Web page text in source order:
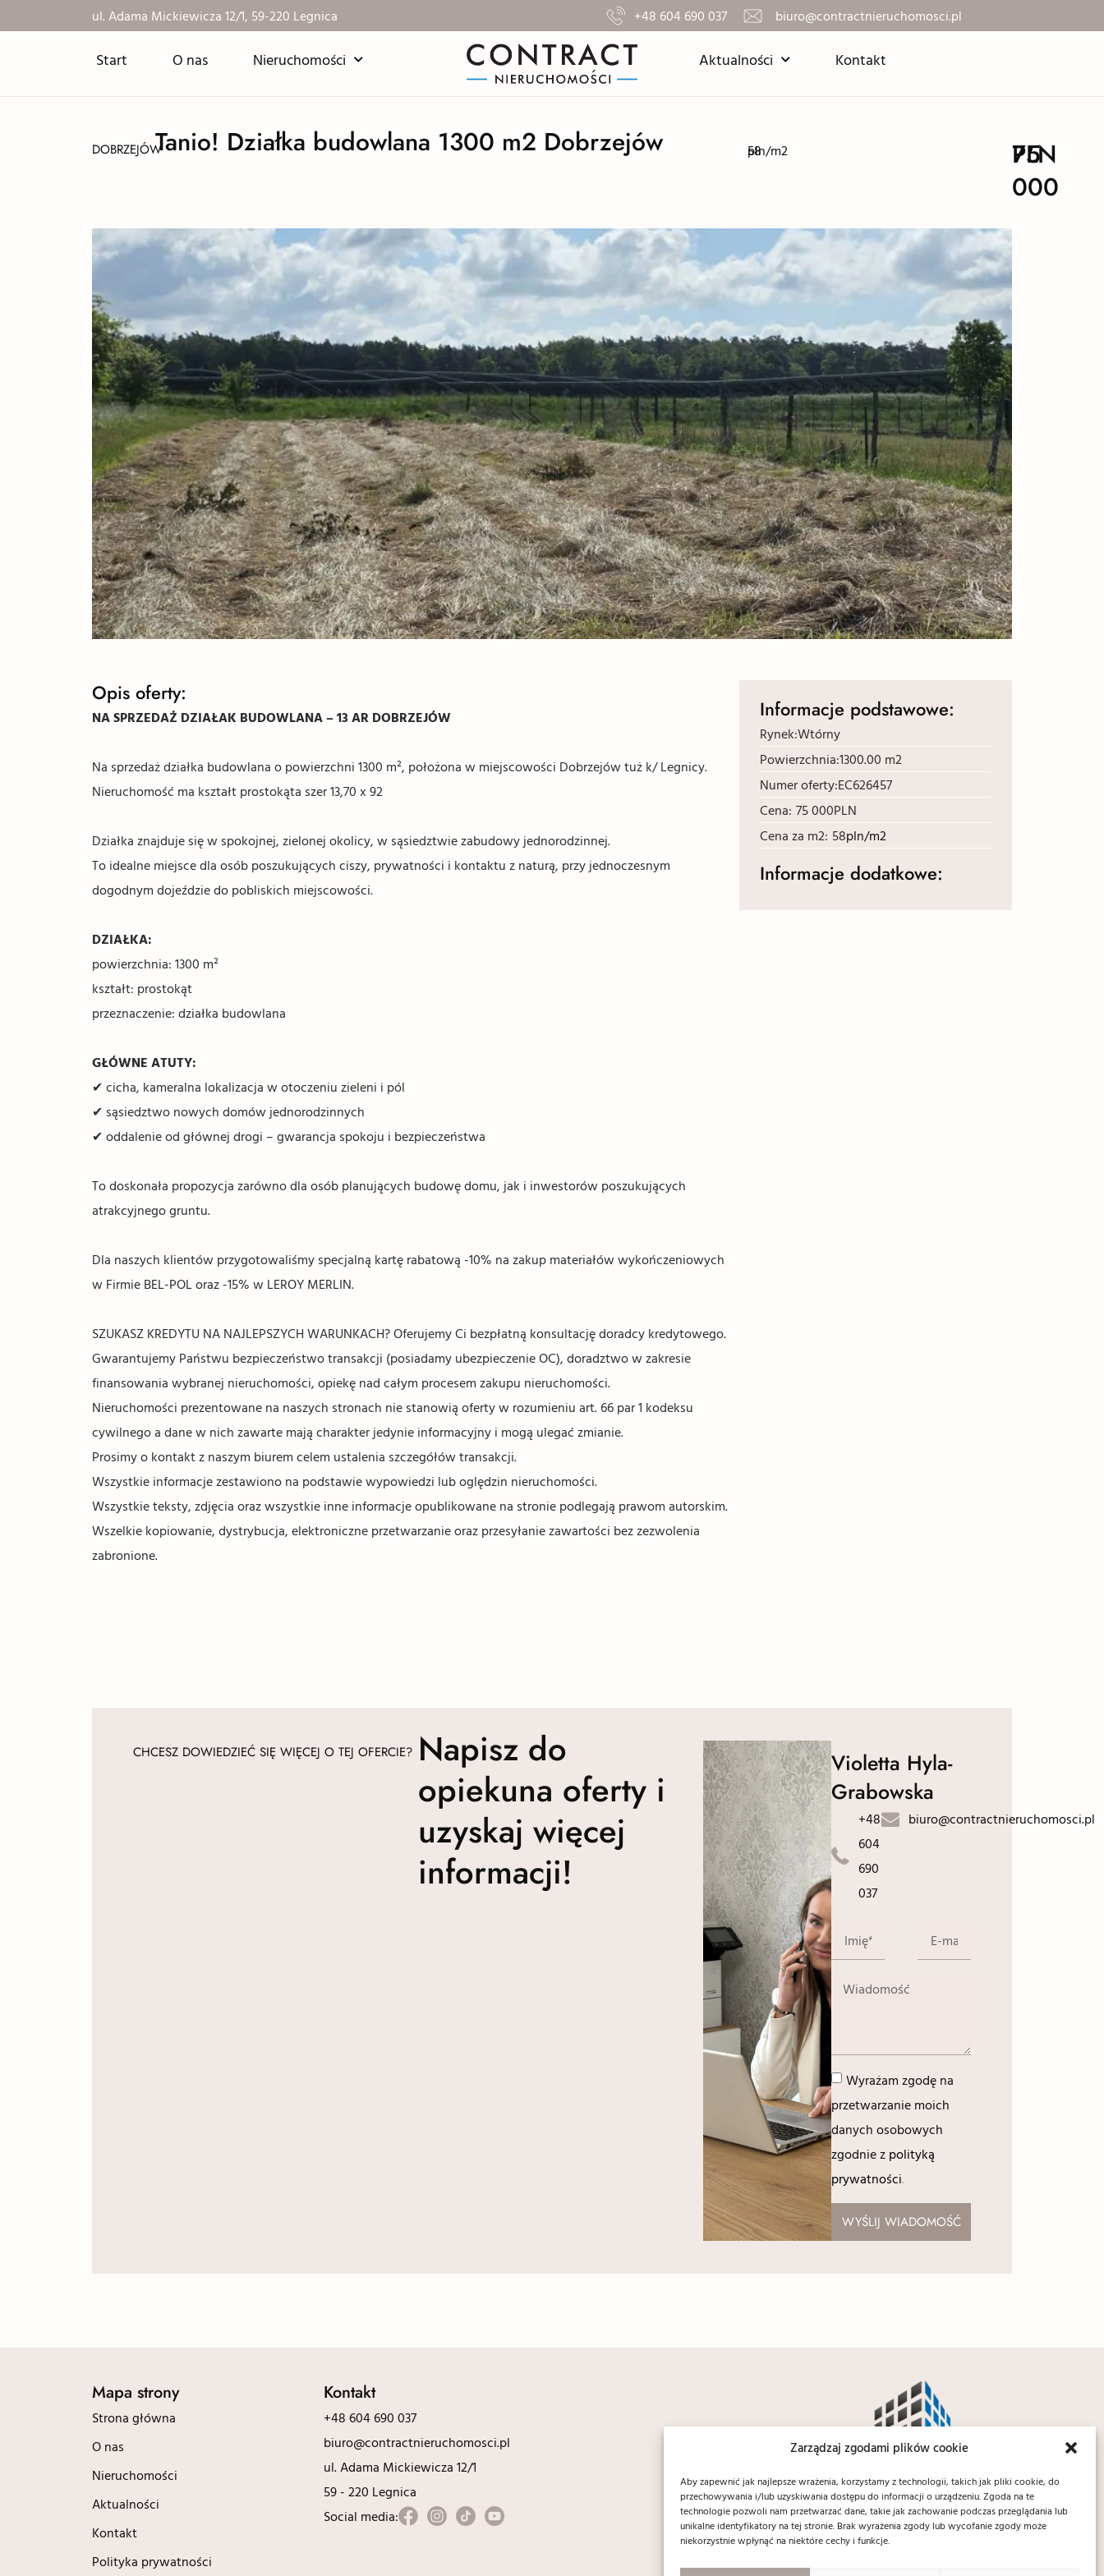
Zarządzaj zgodami plików cookie
Aby zapewnić jak najlepsze wrażenia, korzystamy z technologii, takich jak pliki cookie, do
przechowywania i/lub uzyskiwania dostępu do informacji o urządzeniu. Zgoda na te
technologie pozwoli nam przetwarzać dane, takie jak zachowanie podczas przeglądania lub
unikalne identyfikatory na tej stronie. Brak wyrażenia zgody lub wycofanie zgody może
niekorzystnie wpłynąć na niektóre cechy i funkcje.
ul. Adama Mickiewicza 12/1, 59-220 Legnica +48 604 690 037 biuro@contractnieruchomosci.pl
Start O nas Nieruchomości Aktualności Kontakt
DOBRZEJÓWTanio! Działka budowlana 1300 m2 Dobrzejów 58
pln/m2
75
000
PLN
Opis oferty:
NA SPRZEDAŻ DZIAŁAK BUDOWLANA – 13 AR DOBRZEJÓW
Na sprzedaż działka budowlana o powierzchni 1300 m², położona w miejscowości Dobrzejów tuż k/ Legnicy.
Nieruchomość ma kształt prostokąta szer 13,70 x 92
Działka znajduje się w spokojnej, zielonej okolicy, w sąsiedztwie zabudowy jednorodzinnej.
To idealne miejsce dla osób poszukujących ciszy, prywatności i kontaktu z naturą, przy jednoczesnym
dogodnym dojeździe do pobliskich miejscowości.
DZIAŁKA:
powierzchnia: 1300 m²
kształt: prostokąt
przeznaczenie: działka budowlana
GŁÓWNE ATUTY:
✔ cicha, kameralna lokalizacja w otoczeniu zieleni i pól
✔ sąsiedztwo nowych domów jednorodzinnych
✔ oddalenie od głównej drogi – gwarancja spokoju i bezpieczeństwa
To doskonała propozycja zarówno dla osób planujących budowę domu, jak i inwestorów poszukujących
atrakcyjnego gruntu.
Dla naszych klientów przygotowaliśmy specjalną kartę rabatową -10% na zakup materiałów wykończeniowych
w Firmie BEL-POL oraz -15% w LEROY MERLIN.
SZUKASZ KREDYTU NA NAJLEPSZYCH WARUNKACH? Oferujemy Ci bezpłatną konsultację doradcy kredytowego.
Gwarantujemy Państwu bezpieczeństwo transakcji (posiadamy ubezpieczenie OC), doradztwo w zakresie
finansowania wybranej nieruchomości, opiekę nad całym procesem zakupu nieruchomości.
Nieruchomości prezentowane na naszych stronach nie stanowią oferty w rozumieniu art. 66 par 1 kodeksu
cywilnego a dane w nich zawarte mają charakter jedynie informacyjny i mogą ulegać zmianie.
Prosimy o kontakt z naszym biurem celem ustalenia szczegółów transakcji.
Wszystkie informacje zestawiono na podstawie wypowiedzi lub oględzin nieruchomości.
Wszystkie teksty, zdjęcia oraz wszystkie inne informacje opublikowane na stronie podlegają prawom autorskim.
Wszelkie kopiowanie, dystrybucja, elektroniczne przetwarzanie oraz przesyłanie zawartości bez zezwolenia
zabronione.
Informacje podstawowe:
Rynek:Wtórny
Powierzchnia:1300.00 m2
Numer oferty:EC626457
Cena: 75 000PLN
Cena za m2: 58pln/m2
Informacje dodatkowe:
CHCESZ DOWIEDZIEĆ SIĘ WIĘCEJ O TEJ OFERCIE? Napisz do
opiekuna oferty i
uzyskaj więcej
informacji!
Violetta Hyla-
Grabowska
+48
604
690
037
biuro@contractnieruchomosci.pl
Wyrażam zgodę na
przetwarzanie moich
danych osobowych
zgodnie z polityką
prywatności.
WYŚLIJ WIADOMOŚĆ
Mapa strony
Strona główna
O nas
Nieruchomości
Aktualności
Kontakt
Polityka prywatności
Kontakt
+48 604 690 037
biuro@contractnieruchomosci.pl
ul. Adama Mickiewicza 12/1
59 - 220 Legnica
Social media: